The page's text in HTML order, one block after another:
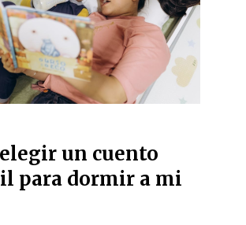
un cuento
para dormir a mi